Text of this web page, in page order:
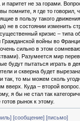
и паритет не за горами.
помните, я где то говорил,
в пользу такого
не в состоянии изменить
кризис – типа
Гражданской войны во
сильно в этом
Разумеется мир
будут пытаться играть в
и скверна будет
так, то мы можем сколь
вверх. Куда – второй вопрос.
я бы не стал так
рынок к этому.
[сообщение] [письмо]